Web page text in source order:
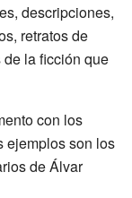
descripciones,
retratos de
la ficción que
con los
ejemplos son los
de Álvar